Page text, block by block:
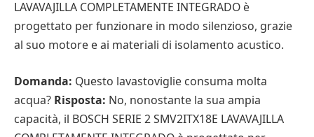
LAVAVAJILLA COMPLETAMENTE INTEGRADO è
progettato per funzionare in modo silenzioso, grazie
al suo motore e ai materiali di isolamento acustico.
Domanda: Questo lavastoviglie consuma molta
acqua? Risposta: No, nonostante la sua ampia
capacità, il BOSCH SERIE 2 SMV2ITX18E LAVAVAJILLA